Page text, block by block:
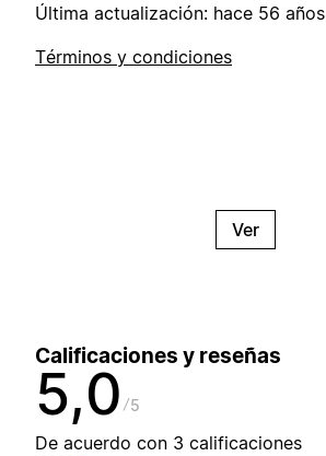
Última actualización: hace 56 años
Términos y condiciones
Ver
Calificaciones y reseñas
5,0 5
De acuerdo con 3 calificaciones